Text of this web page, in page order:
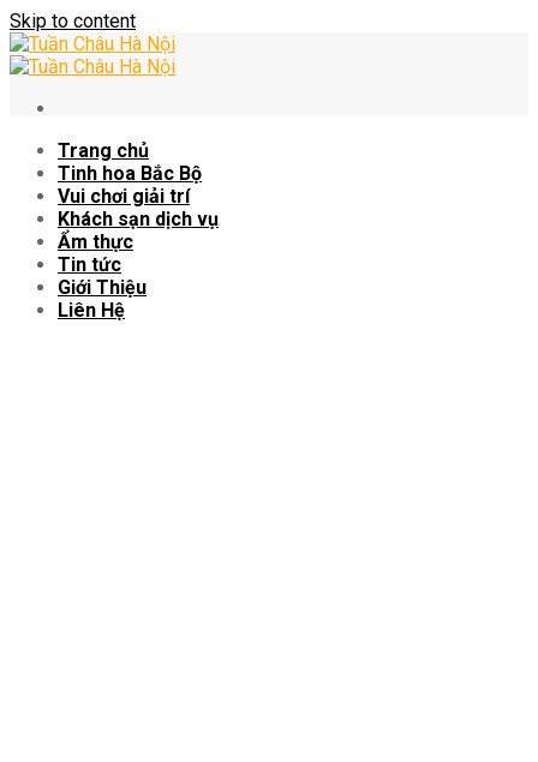
Skip to content
Trang chủ
Tinh hoa Bắc Bộ
Vui chơi giải trí
Khách sạn dịch vụ
Ẩm thực
Tin tức
Giới Thiệu
Liên Hệ